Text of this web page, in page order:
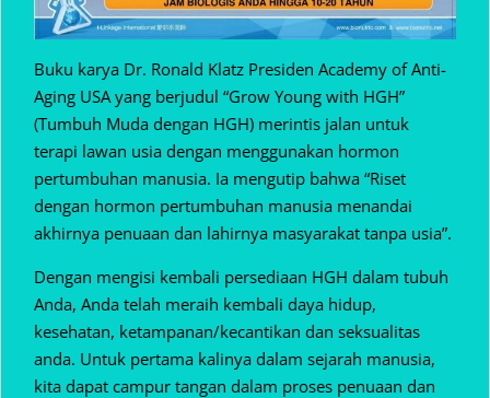
Buku karya Dr. Ronald Klatz Presiden Academy of Anti-
Aging USA yang berjudul “Grow Young with HGH”
(Tumbuh Muda dengan HGH) merintis jalan untuk
terapi lawan usia dengan menggunakan hormon
pertumbuhan manusia. Ia mengutip bahwa “Riset
dengan hormon pertumbuhan manusia menandai
akhirnya penuaan dan lahirnya masyarakat tanpa usia”.
Dengan mengisi kembali persediaan HGH dalam tubuh
Anda, Anda telah meraih kembali daya hidup,
kesehatan, ketampanan/kecantikan dan seksualitas
anda. Untuk pertama kalinya dalam sejarah manusia,
kita dapat campur tangan dalam proses penuaan dan